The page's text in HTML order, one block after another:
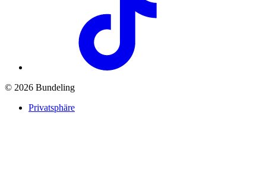
© 2026 Bundeling
Privatsphäre